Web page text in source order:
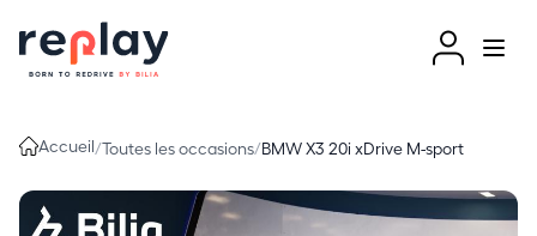
Accueil/Toutes les occasions/BMW X3 20i xDrive M-sport